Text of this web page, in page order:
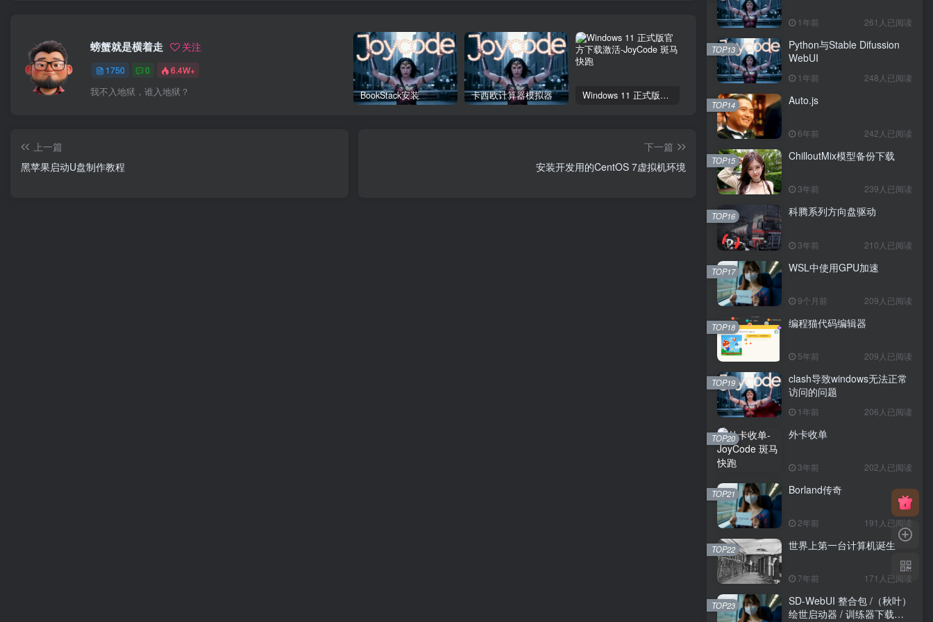
螃蟹就是横着走 关注
1750 0 6.4W+
我不入地狱，谁入地狱？ BookStack安装 卡西欧计算器模拟器 Windows 11 正式版官方下载激活 银行卡号BIN编码规则（世界通用）
上一篇
黑苹果启动U盘制作教程
下一篇
安装开发用的CentOS 7虚拟机环境
1年前 261人已阅读
Python与Stable Difussion
WebUI
1年前 248人已阅读
TOP13
Auto.js
6年前 242人已阅读
TOP14
ChilloutMix模型备份下载
3年前 239人已阅读
TOP15
科腾系列方向盘驱动
3年前 210人已阅读
TOP16
WSL中使用GPU加速
9个月前 209人已阅读
TOP17
编程猫代码编辑器
5年前 209人已阅读
TOP18
clash导致windows无法正常
访问的问题
1年前 206人已阅读
TOP19
外卡收单
3年前 202人已阅读
TOP20
Borland传奇
2年前 191人已阅读
TOP21
世界上第一台计算机诞生
7年前 171人已阅读
TOP22
SD-WebUI 整合包 /（秋叶）
绘世启动器 / 训练器下载导
TOP23